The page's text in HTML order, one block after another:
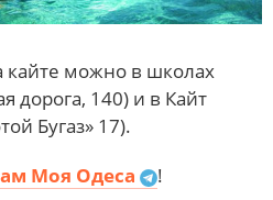
кайте можно в школах
дорога, 140) и в Кайт
Бугаз» 17).
Моя Одеса !